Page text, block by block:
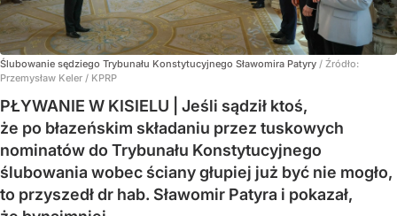
Ślubowanie sędziego Trybunału Konstytucyjnego Sławomira Patyry / Źródło:
Przemysław Keler / KPRP
PŁYWANIE W KISIELU | Jeśli sądził ktoś,
że po błazeńskim składaniu przez tuskowych
nominatów do Trybunału Konstytucyjnego
ślubowania wobec ściany głupiej już być nie mogło,
to przyszedł dr hab. Sławomir Patyra i pokazał,